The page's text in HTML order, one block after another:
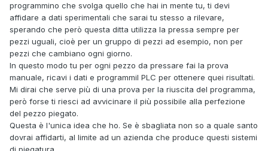
programmino che svolga quello che hai in mente tu, ti devi
affidare a dati sperimentali che sarai tu stesso a rilevare,
sperando che però questa ditta utilizza la pressa sempre per
pezzi uguali, cioè per un gruppo di pezzi ad esempio, non per
pezzi che cambiano ogni giorno.
In questo modo tu per ogni pezzo da pressare fai la prova
manuale, ricavi i dati e programmil PLC per ottenere quei risultati.
Mi dirai che serve più di una prova per la riuscita del programma,
però forse ti riesci ad avvicinare il più possibile alla perfezione
del pezzo piegato.
Questa è l'unica idea che ho. Se è sbagliata non so a quale santo
dovrai affidarti, al limite ad un azienda che produce questi sistemi